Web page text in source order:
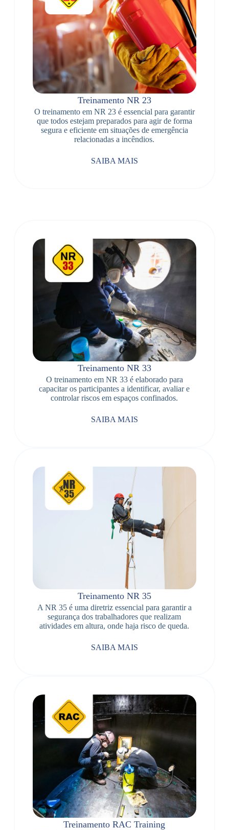
Treinamento NR 23
O treinamento em NR 23 é essencial para garantir
que todos estejam preparados para agir de forma
segura e eficiente em situações de emergência
relacionadas a incêndios.
SAIBA MAIS
Treinamento NR 33
O treinamento em NR 33 é elaborado para
capacitar os participantes a identificar, avaliar e
controlar riscos em espaços confinados.
SAIBA MAIS
Treinamento NR 35
A NR 35 é uma diretriz essencial para garantir a
segurança dos trabalhadores que realizam
atividades em altura, onde haja risco de queda.
SAIBA MAIS
Treinamento RAC Training